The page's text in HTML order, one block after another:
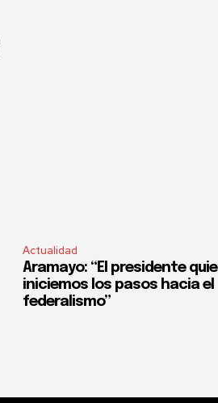
Actualidad
Aramayo: “El presidente
iniciemos los pasos hacia el
federalismo”